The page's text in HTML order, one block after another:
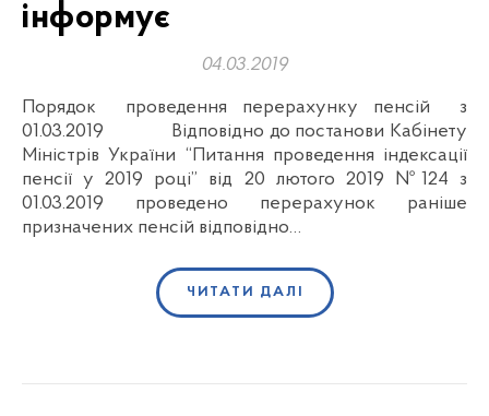
інформує
04.03.2019
Порядок проведення перерахунку пенсій з
01.03.2019 Відповідно до постанови Кабінету
Міністрів України “Питання проведення індексації
пенсії у 2019 році” від 20 лютого 2019 №124 з
01.03.2019 проведено перерахунок раніше
призначених пенсій відповідно…
ЧИТАТИ ДАЛІ